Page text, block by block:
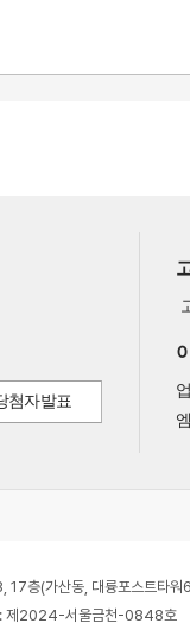
첨자발표
층(가산동, 대륭포스트타워
: 제2024-서울금천-0848호